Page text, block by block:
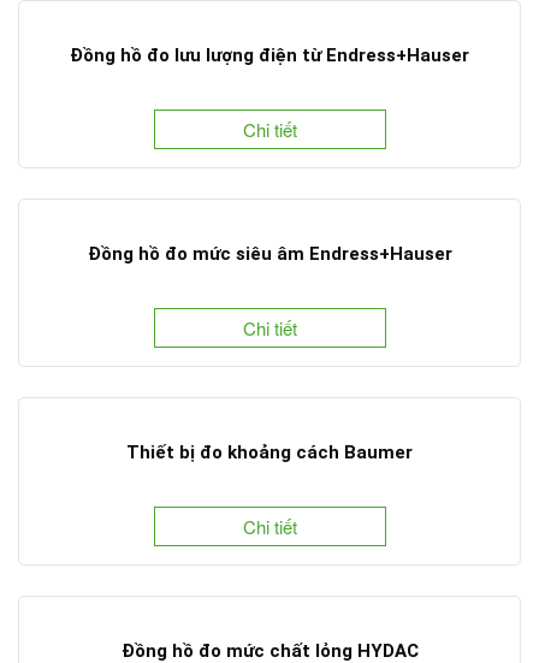
Đồng hồ đo lưu lượng điện từ Endress+Hauser
Chi tiết
Đồng hồ đo mức siêu âm Endress+Hauser
Chi tiết
Thiết bị đo khoảng cách Baumer
Chi tiết
Đồng hồ đo mức chất lỏng HYDAC